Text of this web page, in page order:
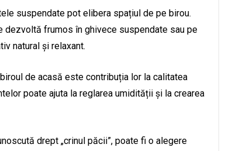
suspendate pot elibera spațiul de pe birou.
dezvoltă frumos în ghivece suspendate sau pe
natural și relaxant.
de acasă este contribuția lor la calitatea
poate ajuta la reglarea umidității și la crearea
drept „crinul păcii”, poate fi o alegere